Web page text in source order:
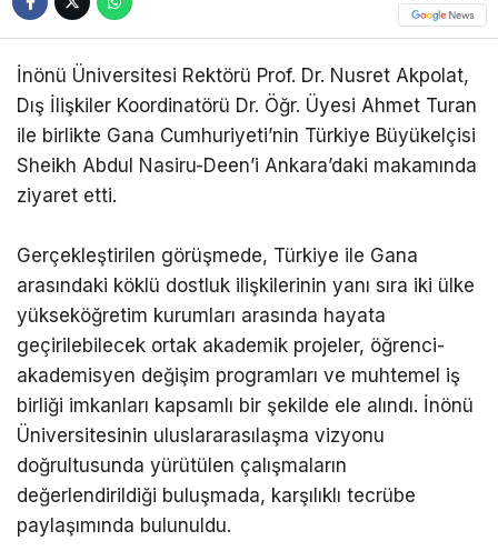
İnönü Üniversitesi Rektörü Prof. Dr. Nusret Akpolat,
Dış İlişkiler Koordinatörü Dr. Öğr. Üyesi Ahmet Turan
ile birlikte Gana Cumhuriyeti’nin Türkiye Büyükelçisi
Sheikh Abdul Nasiru-Deen’i Ankara’daki makamında
ziyaret etti.
Gerçekleştirilen görüşmede, Türkiye ile Gana
arasındaki köklü dostluk ilişkilerinin yanı sıra iki ülke
yükseköğretim kurumları arasında hayata
geçirilebilecek ortak akademik projeler, öğrenci-
akademisyen değişim programları ve muhtemel iş
birliği imkanları kapsamlı bir şekilde ele alındı. İnönü
Üniversitesinin uluslararasılaşma vizyonu
doğrultusunda yürütülen çalışmaların
değerlendirildiği buluşmada, karşılıklı tecrübe
paylaşımında bulunuldu.